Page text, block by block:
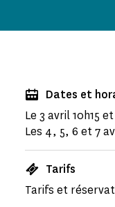
Dates et
Le 3 avril 10h15
Les 4, 5, 6 et 7
Tarifs
Tarifs et